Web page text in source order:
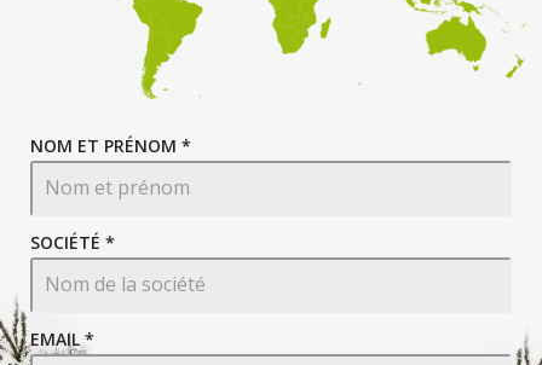
NOM ET PRÉNOM *
SOCIÉTÉ *
EMAIL*